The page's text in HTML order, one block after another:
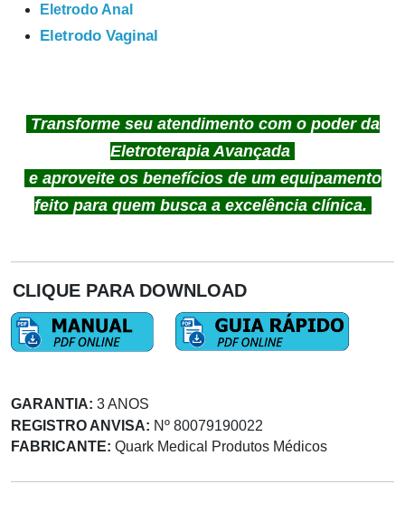
Eletrodo Anal
Eletrodo Vaginal
Transforme seu atendimento com o poder da
Eletroterapia Avançada
e aproveite os benefícios de um equipamento
feito para quem busca a excelência clínica.
CLIQUE PARA DOWNLOAD
GARANTIA: 3 ANOS
REGISTRO ANVISA: Nº 80079190022
FABRICANTE: Quark Medical Produtos Médicos